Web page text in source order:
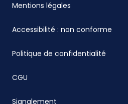
Mentions légales
Accessibilité : non conforme
Politique de confidentialité
CGU
Signalement